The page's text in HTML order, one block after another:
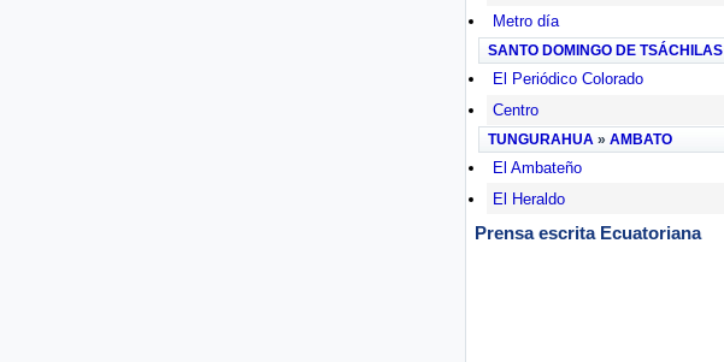
Metro día
SANTO DOMINGO DE TSÁCHILAS
El Periódico Colorado
Centro
TUNGURAHUA »AMBATO
El Ambateño
El Heraldo
Prensa escrita Ecuatoriana